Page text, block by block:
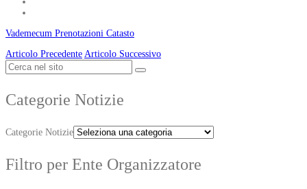
Vademecum Prenotazioni Catasto
Articolo Precedente Articolo Successivo
Categorie Notizie
Categorie Notizie
Filtro per Ente Organizzatore